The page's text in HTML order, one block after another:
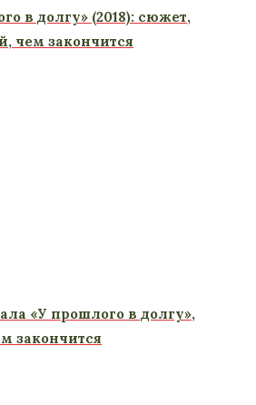
в долгу» (2018): сюжет,
чем закончится
«У прошлого в долгу»,
закончится